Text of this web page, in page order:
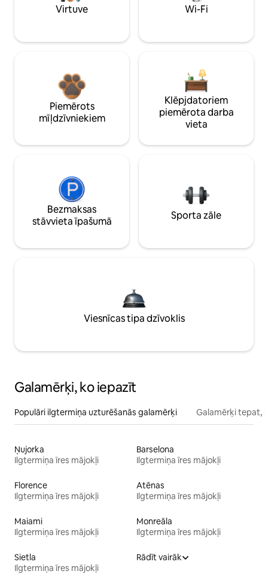
Virtuve Wi-Fi
Piemērots
mīļdzīvniekiem
Klēpjdatoriem
piemērota darba
vieta
Bezmaksas
stāvvieta īpašumā
Sporta zāle
Viesnīcas tipa dzīvoklis
Galamērķi, ko iepazīt
Populāri ilgtermiņa uzturēšanās galamērķi Galamērķi tepat,
Ņujorka
Ilgtermiņa īres mājokļi
Barselona
Ilgtermiņa īres mājokļi
Florence
Ilgtermiņa īres mājokļi
Atēnas
Ilgtermiņa īres mājokļi
Maiami
Ilgtermiņa īres mājokļi
Monreāla
Ilgtermiņa īres mājokļi
Sietla
Ilgtermiņa īres mājokļi
Rādīt vairāk